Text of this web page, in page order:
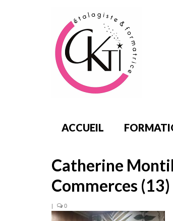
ACCUEIL
Catherine
Commerces (13)
| 0